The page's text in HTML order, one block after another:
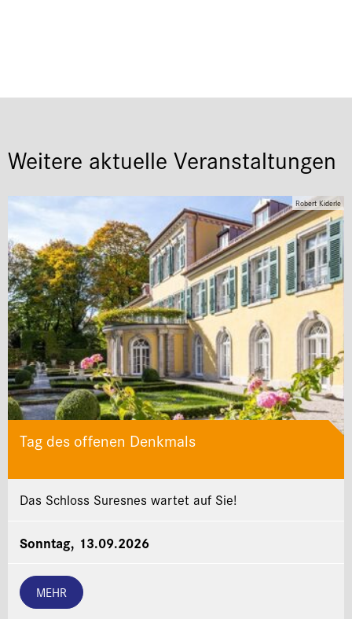
Weitere aktuelle Veranstaltungen
Robert Kiderle
Tag des offenen Denkmals
Das Schloss Suresnes wartet auf Sie!
Sonntag, 13.09.2026
MEHR